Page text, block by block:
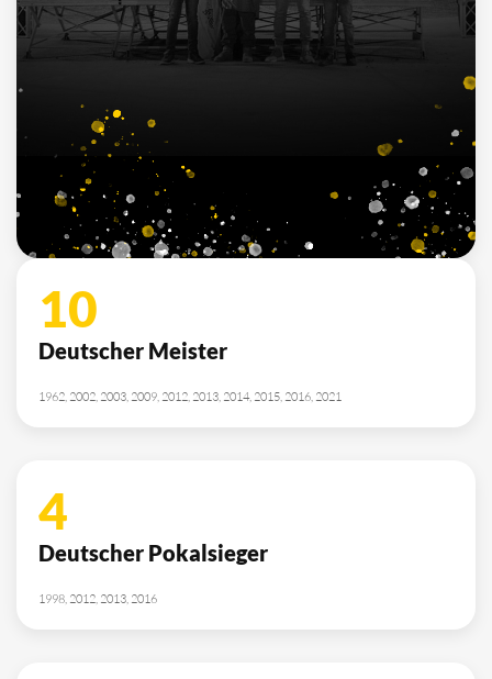
10
Deutscher Meister
1962, 2002, 2003, 2009, 2012, 2013, 2014, 2015, 2016, 2021
4
Deutscher Pokalsieger
1998, 2012, 2013, 2016